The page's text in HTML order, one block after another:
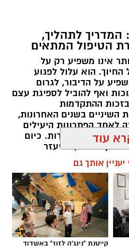
המדריך לתהליך,
הטיפול המתאים
אינו משפיע רק על
הוא עלול לפגוע
על הדיבור, לגרום
ואף להוביל לספיגת עצם
ההתקדמות
השיניים בשנים האחרונות,
לאחד הפתרונות היעילים
שיניים חסרות. כיום
יותר, להיעזר
לתכנן את מיקום השתלים
את התהליך באופן
זאת, הצלחת הטיפול אינה
עצמו, אלא גם בתכנון
המתאים ובהקפדה על
לאחר ההשתלה.
עוד
יעניין אותך גם
קייטנת "נינג'ה לזוז" באשדוד